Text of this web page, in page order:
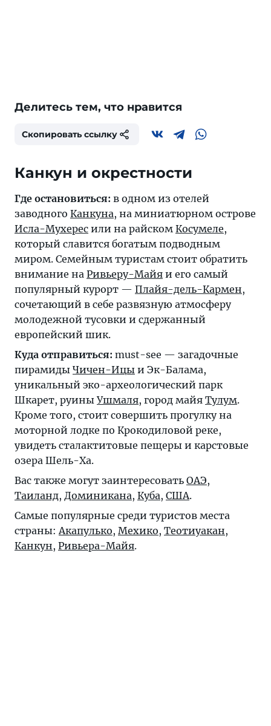
Делитесь тем, что нравится
Скопировать ссылку
Канкун и окрестности
Где остановиться: в одном из отелей
заводного Канкуна, на миниатюрном острове
Исла-Мухерес или на райском Косумеле,
который славится богатым подводным
миром. Семейным туристам стоит обратить
внимание на Ривьеру-Майя и его самый
популярный курорт — Плайя-дель-Кармен,
сочетающий в себе развязную атмосферу
молодежной тусовки и сдержанный
европейский шик.
Куда отправиться: must-see — загадочные
пирамиды Чичен-Ицы и Эк-Балама,
уникальный эко-археологический парк
Шкарет, руины Ушмаля, город майя Тулум.
Кроме того, стоит совершить прогулку на
моторной лодке по Крокодиловой реке,
увидеть сталактитовые пещеры и карстовые
озера Шель-Ха.
Вас также могут заинтересовать ОАЭ,
Таиланд, Доминикана, Куба, США.
Самые популярные среди туристов места
страны:Акапулько, Мехико, Теотиуакан,
Канкун, Ривьера-Майя.